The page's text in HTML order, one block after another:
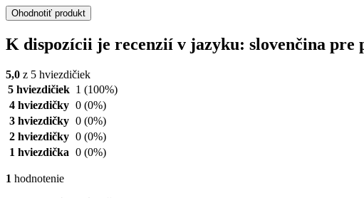
Ohodnotiť produkt
K dispozícii je recenzií v jazyku: slovenčina
5,0 z 5 hviezdičiek
5 hviezdičiek 1 (100%)
4 hviezdičky 0 (0%)
3 hviezdičky 0 (0%)
2 hviezdičky 0 (0%)
1 hviezdička 0 (0%)
1 hodnotenie